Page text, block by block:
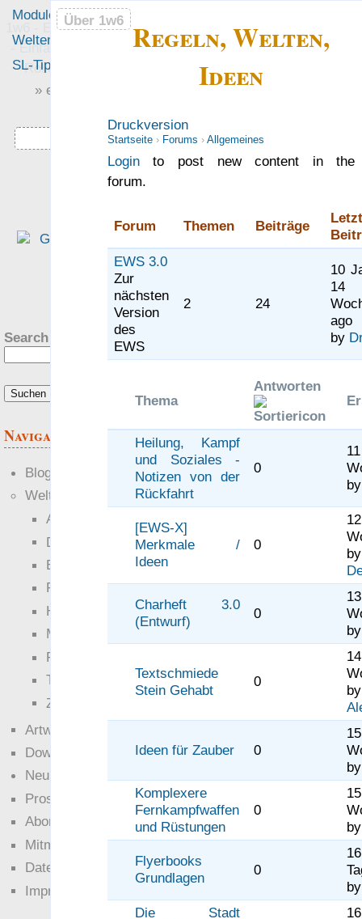
1w6 - Ein Würfel System
- Einfach saubere, freie
Rollenspiel-Regeln
Regeln, Welten,
Ideen
Druckversion
Startseite› Forums › Allgemeines
Loginto post new content in the
forum.
Forum Themen Beiträge
EWS 3.0
Zur
nächsten
Version
des
EWS
2 24
10
14
ago
by
Thema
Antworten
Heilung, Kampf
und Soziales -
Notizen von der
Rückfahrt
0
[EWS-X]
Merkmale /
Ideen
0
by
Charheft 3.0
(Entwurf)
0
Textschmiede
Stein Gehabt
0
by
Ideen für Zauber 0
Komplexere
Fernkampfwaffen
und Rüstungen
0
Flyerbooks
Grundlagen
0
Die Stadt
Über 1w6
Module
Welten
Foren
SL-Tipps
» einfach saubere «
Über 1w6
Downloads
?
Search this site:
Navigation
Blogs
Welten
Ante Portas
Die neuen Lande
EWS-X
Freihändler
Hinter der Welt
Magie
RaumZeit
Technophob
Zettel-RPG
Artwork
Downloads
Neuigkeiten
Prosa
Abonnieren
Mitmachen
Datenschutz
Impressum
auf Regelebene verbracht
hatten mehr Muße, auf
Setting einzugehen.“
— PiHalbe: Mutant —
was Leute sagen…